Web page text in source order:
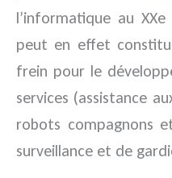
l’informatique au
peut en effet
frein pour le
services (assistance
robots compagnons
surveillance et de